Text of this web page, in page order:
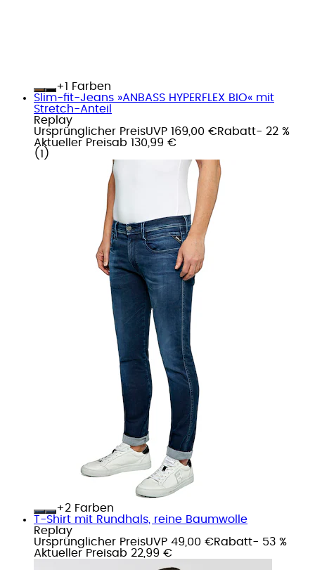
+
Farben
Slim-fit-Jeans »ANBASS HYPERFLEX BIO« mit
Stretch-Anteil
Replay
Ursprünglicher PreisUVP 169,00 €Rabatt- 22 %
Aktueller Preisab 130,99 €
( 1 )
+
Farben
T-Shirt mit Rundhals, reine Baumwolle
Replay
Ursprünglicher PreisUVP 49,00 €Rabatt- 53 %
Aktueller Preisab 22,99 €